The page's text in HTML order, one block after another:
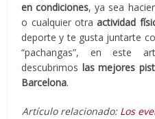
en condiciones, ya sea
o cualquier otra actividad
deporte y te gusta juntarte
“pachangas”, en este
descubrimos las mejores
Barcelona.
Artículo relacionado: Los